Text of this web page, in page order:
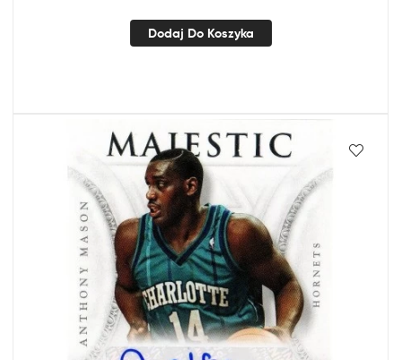
Dodaj Do Koszyka